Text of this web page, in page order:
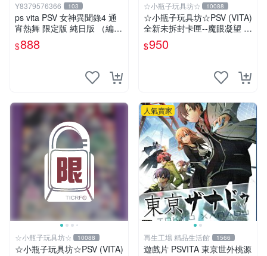
Y8379576366 103
ps vita PSV 女神異聞錄4 通
宵熱舞 限定版 純日版 （編號
17）
$888
☆小瓶子玩具坊☆ 10088
☆小瓶子玩具坊☆PSV (VITA)
全新未拆封卡匣--魔眼凝望 Gl
obal Edition 黃金版
$950
☆小瓶子玩具坊☆ 10088
☆小瓶子玩具坊☆PSV (VITA)
人氣賣家
再生工場 精品生活館 1566
遊戲片 PSVITA 東京世外桃源